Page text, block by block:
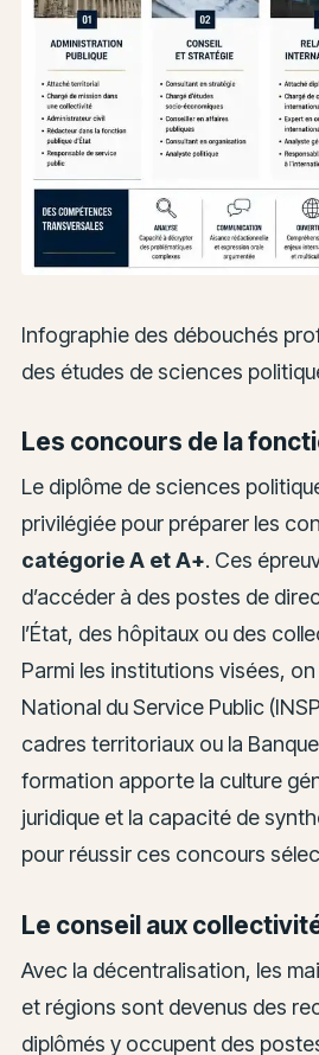
Infographie des débouchés
des études de sciences
Les concours de la
Le diplôme de sciences
privilégiée pour préparer les
catégorie A et A+. Ces
d’accéder à des postes de
l’État, des hôpitaux ou des
Parmi les institutions visées,
National du Service Public
cadres territoriaux ou la
formation apporte la culture
juridique et la capacité de
pour réussir ces concours
Le conseil aux
Avec la décentralisation, les
et régions sont devenus des
diplômés y occupent des